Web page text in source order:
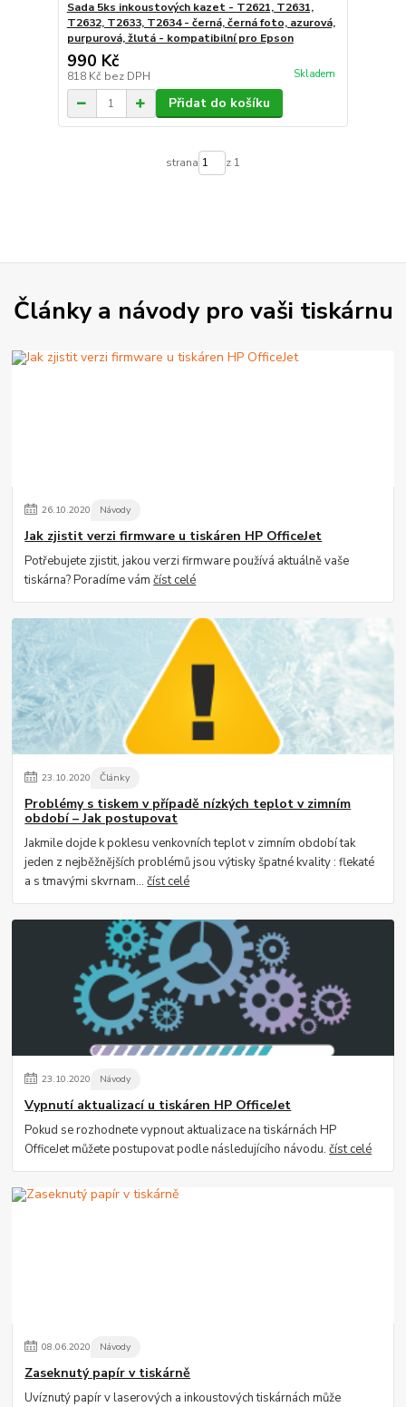
Sada 5ks inkoustových kazet - T2621, T2631,
T2632, T2633, T2634 - černá, černá foto, azurová,
purpurová, žlutá - kompatibilní pro Epson
990 Kč
818 Kč bez DPH Skladem
Přidat do košíku
strana z 1
Články a návody pro vaši tiskárnu
26.10.2020 Návody
Jak zjistit verzi firmware u tiskáren HP OfficeJet
Potřebujete zjistit, jakou verzi firmware používá aktuálně vaše
tiskárna? Poradíme vámčíst celé
23.10.2020 Články
Problémy s tiskem v případě nízkých teplot v zimním
období – Jak postupovat
Jakmile dojde k poklesu venkovních teplot v zimním období tak
jeden z nejběžnějších problémů jsou výtisky špatné kvality : flekaté
a s tmavými skvrnam...číst celé
23.10.2020 Návody
Vypnutí aktualizací u tiskáren HP OfficeJet
Pokud se rozhodnete vypnout aktualizace na tiskárnách HP
OfficeJet můžete postupovat podle následujícího návodu.číst celé
08.06.2020 Návody
Zaseknutý papír v tiskárně
Uvíznutý papír v laserových a inkoustových tiskárnách může